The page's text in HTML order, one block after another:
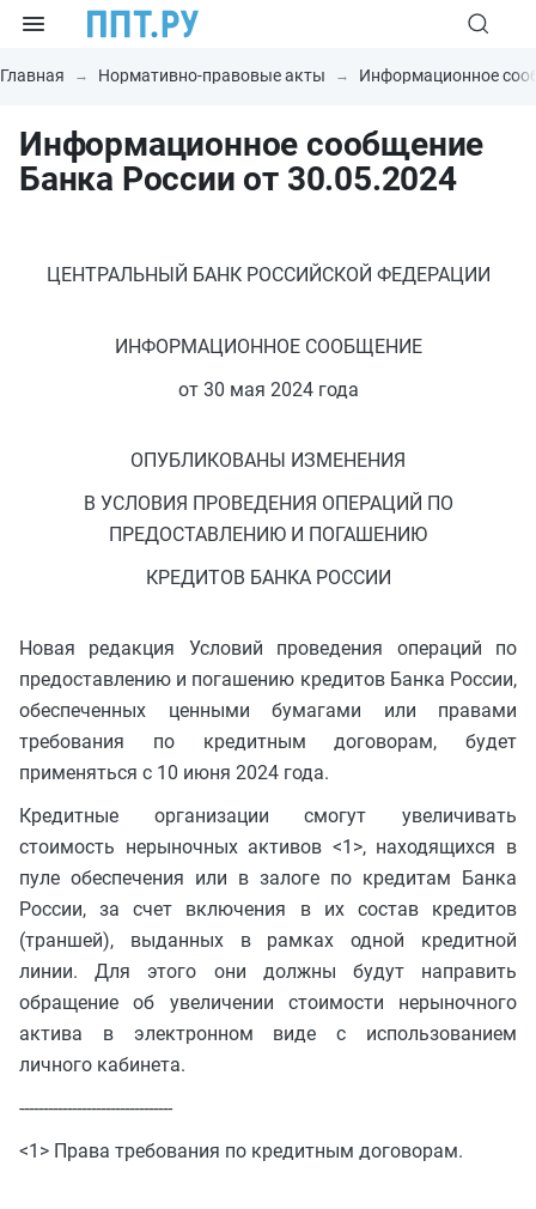
Главная Нормативно-правовые акты Информационное
Информационное сообщение
Банка России от 30.05.2024
ЦЕНТРАЛЬНЫЙ БАНК РОССИЙСКОЙ ФЕДЕРАЦИИ
ИНФОРМАЦИОННОЕ СООБЩЕНИЕ
от 30 мая 2024 года
ОПУБЛИКОВАНЫ ИЗМЕНЕНИЯ
В УСЛОВИЯ ПРОВЕДЕНИЯ ОПЕРАЦИЙ ПО
ПРЕДОСТАВЛЕНИЮ И ПОГАШЕНИЮ
КРЕДИТОВ БАНКА РОССИИ
Новая редакция Условий проведения операций по
предоставлению и погашению кредитов Банка России,
обеспеченных ценными бумагами или правами
требования по кредитным договорам, будет
применяться с 10 июня 2024 года.
Кредитные организации смогут увеличивать
стоимость нерыночных активов <1>, находящихся в
пуле обеспечения или в залоге по кредитам Банка
России, за счет включения в их состав кредитов
(траншей), выданных в рамках одной кредитной
линии. Для этого они должны будут направить
обращение об увеличении стоимости нерыночного
актива в электронном виде с использованием
личного кабинета.
--------------------------------
<1> Права требования по кредитным договорам.